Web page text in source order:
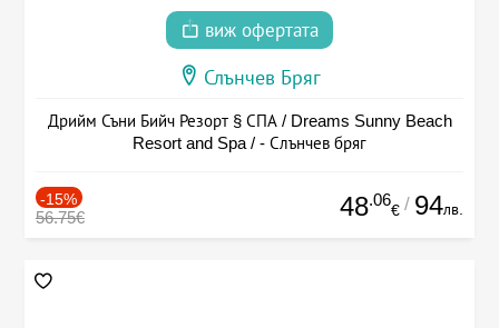
виж офертата
Слънчев Бряг
Дрийм Съни Бийч Резорт § СПА / Dreams Sunny Beach
Resort and Spa / - Слънчев бряг
-15%
56.75€ 48.06
€ / 94лв.